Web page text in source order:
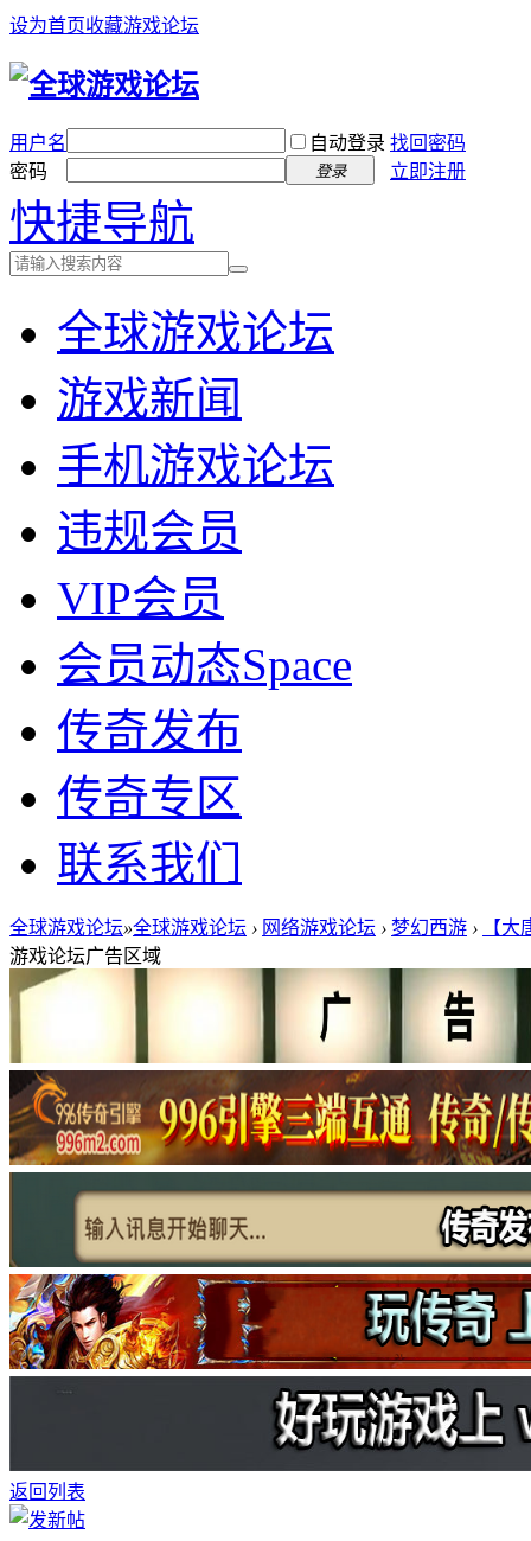
设为首页收藏游戏论坛
用户名 自动登录 找回密码
密码
登录 立即注册
快捷导航
全球游戏论坛
游戏新闻
手机游戏论坛
违规会员
VIP会员
会员动态Space
传奇发布
传奇专区
联系我们
全球游戏论坛»全球游戏论坛 › 网络游戏论坛 › 梦幻西游 ›
【
游戏论坛广告区域
返回列表